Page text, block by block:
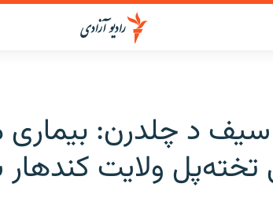
د چلدرن: بیماری
تخته‌پل ولایت